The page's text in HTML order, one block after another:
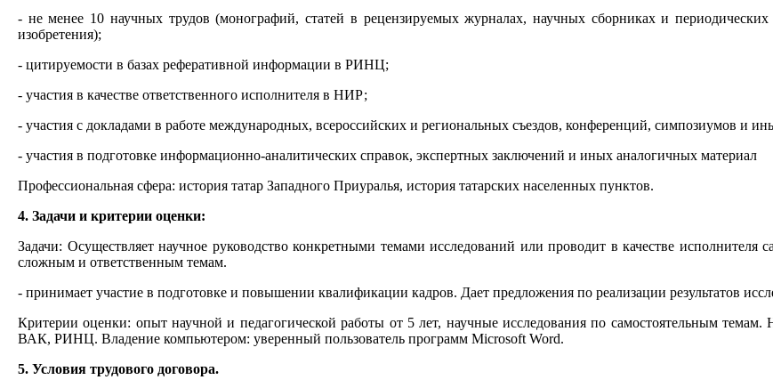
- не менее 10 научных трудов (монографий, статей в рецензируемых журналах, научных сборниках и
изобретения);
- цитируемости в базах реферативной информации в РИНЦ;
- участия в качестве ответственного исполнителя в НИР;
- участия с докладами в работе международных, всероссийских и региональных съездов, конференций, симпозиумов и
- участия в подготовке информационно-аналитических справок, экспертных заключений и иных аналогичных материал
Профессиональная сфера: история татар Западного Приуралья, история татарских населенных пунктов.
4. Задачи и критерии оценки:
Задачи: Осуществляет научное руководство конкретными темами исследований или проводит в качестве исполнителя
сложным и ответственным темам.
- принимает участие в подготовке и повышении квалификации кадров. Дает предложения по реализации результатов
Критерии оценки: опыт научной и педагогической работы от 5 лет, научные исследования по самостоятельным
ВАК, РИНЦ. Владение компьютером: уверенный пользователь программ Microsoft Word.
5. Условия трудового договора.